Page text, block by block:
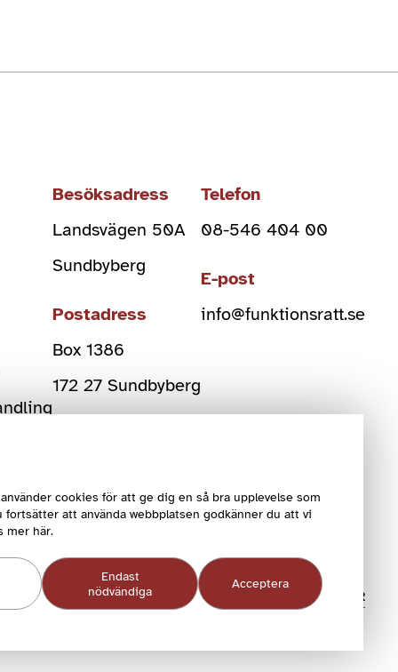
cookies för att ge dig en så bra upplevelse som
att använda webbplatsen godkänner du att vi
mer här.
Endast
nödvändiga
Acceptera
Besöksadress
Landsvägen 50A
Sundbyberg
Postadress
Box 1386
172 27 Sundbyberg
Telefon
08-546 404 00
E-post
info@funktionsratt.se
COOKIEINSTÄLLNINGAR